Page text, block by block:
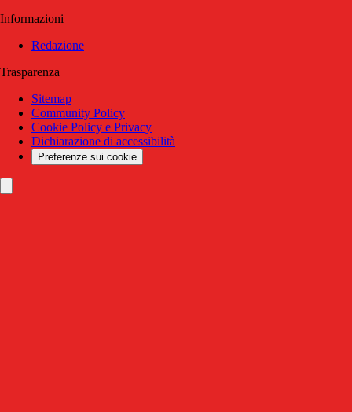
Informazioni
Redazione
Trasparenza
Sitemap
Community Policy
Cookie Policy e Privacy
Dichiarazione di accessibilità
Preferenze sui cookie